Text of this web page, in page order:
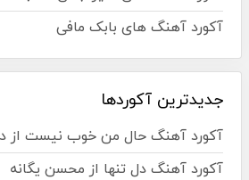
آکورد آهنگ های بابک مافی
جدیدترین آکوردها
آکورد آهنگ حال من خوب نیست از
آکورد آهنگ دل تنها از محسن یگانه